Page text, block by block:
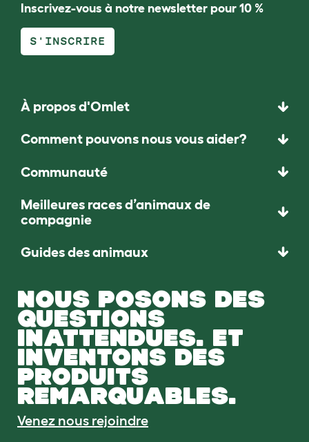
Inscrivez-vous à notre newsletter pour 10 %
S'INSCRIRE
À propos d'Omlet
Comment pouvons nous vous aider?
Communauté
Meilleures races d’animaux de
compagnie
Guides des animaux
NOUS POSONS DES
QUESTIONS
INATTENDUES. ET
INVENTONS DES
PRODUITS
REMARQUABLES.
Venez nous rejoindre